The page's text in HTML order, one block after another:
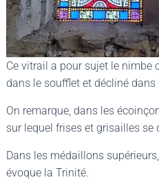
Ce vitrail a pour sujet le nimbe
dans le soufflet et décliné dans
On remarque, dans les
sur lequel frises et grisailles se
Dans les médaillons
évoque la Trinité.